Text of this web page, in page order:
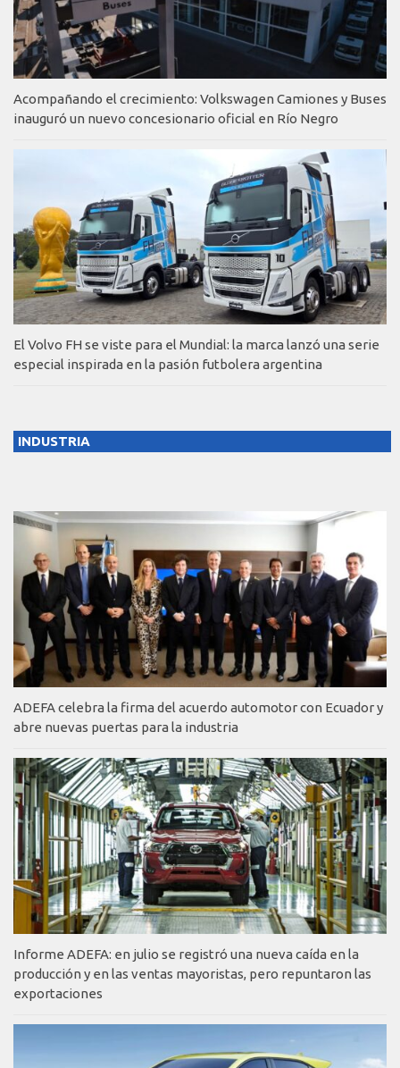
Acompañando el crecimiento: Volkswagen Camiones y Buses
inauguró un nuevo concesionario oficial en Río Negro
El Volvo FH se viste para el Mundial: la marca lanzó una serie
especial inspirada en la pasión futbolera argentina
INDUSTRIA
ADEFA celebra la firma del acuerdo automotor con Ecuador y
abre nuevas puertas para la industria
Informe ADEFA: en julio se registró una nueva caída en la
producción y en las ventas mayoristas, pero repuntaron las
exportaciones